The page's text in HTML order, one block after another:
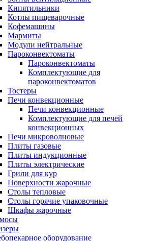
Кипятильники
Котлы пищеварочные
Кофемашины
Мармиты
Модули нейтральные
Пароконвектоматы
Пароконвектоматы
Комплектующие для
пароконвектоматов
Тостеры
Печи конвекционные
Печи конвекционные
Комплектующие для печей
конвекционных
Печи микроволновые
Плиты газовые
Плиты индукционные
Плиты электрические
Грили для кур
Поверхности жарочные
Столы тепловые
Столы горячие упаковочные
Шкафы жарочные
оборудование